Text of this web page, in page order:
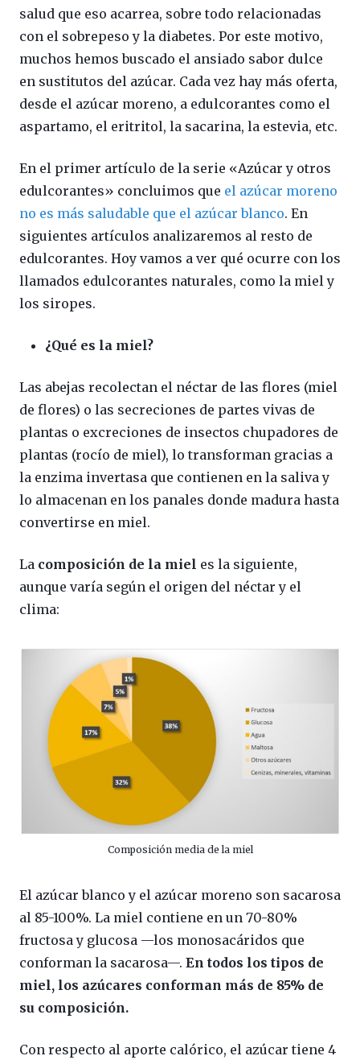
salud que eso acarrea, sobre todo relacionadas
con el sobrepeso y la diabetes. Por este motivo,
muchos hemos buscado el ansiado sabor dulce
en sustitutos del azúcar. Cada vez hay más oferta,
desde el azúcar moreno, a edulcorantes como el
aspartamo, el eritritol, la sacarina, la estevia, etc.
En el primer artículo de la serie «Azúcar y otros
edulcorantes» concluimos que el azúcar moreno
no es más saludable que el azúcar blanco. En
siguientes artículos analizaremos al resto de
edulcorantes. Hoy vamos a ver qué ocurre con los
llamados edulcorantes naturales, como la miel y
los siropes.
¿Qué es la miel?
Las abejas recolectan el néctar de las flores (miel
de flores) o las secreciones de partes vivas de
plantas o excreciones de insectos chupadores de
plantas (rocío de miel), lo transforman gracias a
la enzima invertasa que contienen en la saliva y
lo almacenan en los panales donde madura hasta
convertirse en miel.
La composición de la miel es la siguiente,
aunque varía según el origen del néctar y el
clima:
Composición media de la miel
El azúcar blanco y el azúcar moreno son sacarosa
al 85-100%. La miel contiene en un 70-80%
fructosa y glucosa —los monosacáridos que
conforman la sacarosa—. En todos los tipos de
miel, los azúcares conforman más de 85% de
su composición.
Con respecto al aporte calórico, el azúcar tiene 4